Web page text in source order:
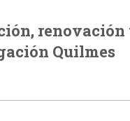
renovación
Quilmes